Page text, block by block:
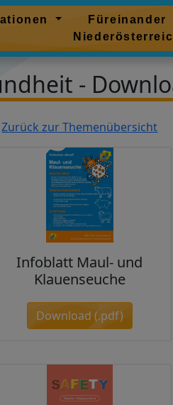
Füreinander
-
Zurück zur Themenübersicht
Infoblatt Maul- und
Klauenseuche
Download (.pdf)